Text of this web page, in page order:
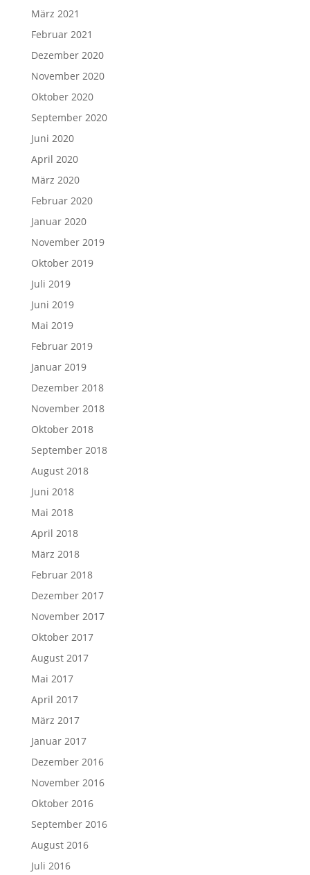
März 2021
Februar 2021
Dezember 2020
November 2020
Oktober 2020
September 2020
Juni 2020
April 2020
März 2020
Februar 2020
Januar 2020
November 2019
Oktober 2019
Juli 2019
Juni 2019
Mai 2019
Februar 2019
Januar 2019
Dezember 2018
November 2018
Oktober 2018
September 2018
August 2018
Juni 2018
Mai 2018
April 2018
März 2018
Februar 2018
Dezember 2017
November 2017
Oktober 2017
August 2017
Mai 2017
April 2017
März 2017
Januar 2017
Dezember 2016
November 2016
Oktober 2016
September 2016
August 2016
Juli 2016